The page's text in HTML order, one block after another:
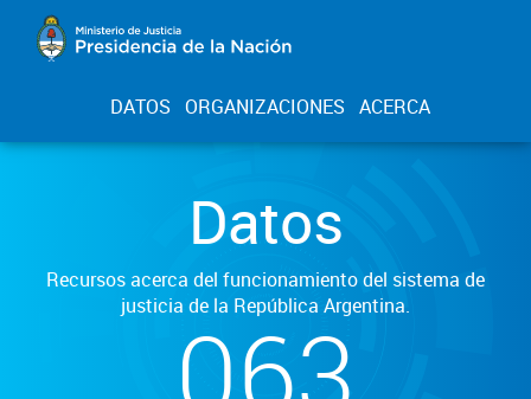
DATOS ORGANIZACIONES ACERCA
Datos
Recursos acerca del funcionamiento del sistema de
justicia de la República Argentina.